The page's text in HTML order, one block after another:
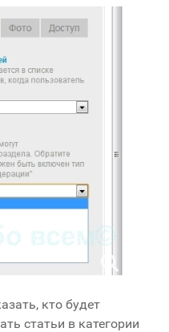
кто будет
статьи в категории